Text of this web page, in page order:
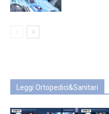
Leggi Ortopedici&Sanitari